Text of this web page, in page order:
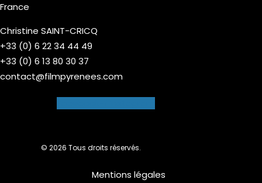
France
Christine SAINT-CRICQ
+33 (0) 6 22 34 44 49
+33 (0) 6 13 80 30 37
contact@filmpyrenees.com
© 2026 Tous droits réservés.
Mentions légales